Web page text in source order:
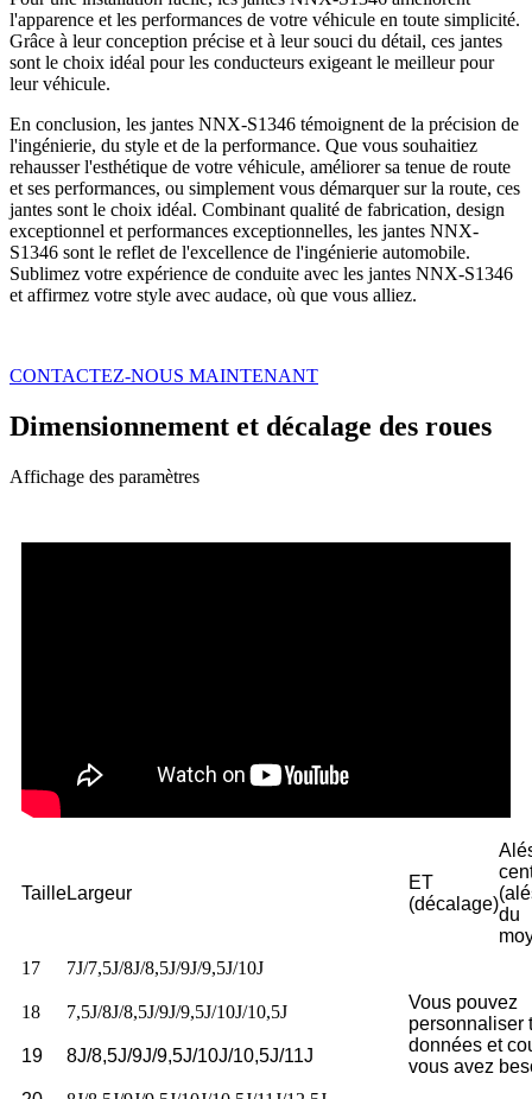
l'apparence et les performances de votre véhicule en toute simplicité.
Grâce à leur conception précise et à leur souci du détail, ces jantes
sont le choix idéal pour les conducteurs exigeant le meilleur pour
leur véhicule.
En conclusion, les jantes NNX-S1346 témoignent de la précision de
l'ingénierie, du style et de la performance. Que vous souhaitiez
rehausser l'esthétique de votre véhicule, améliorer sa tenue de route
et ses performances, ou simplement vous démarquer sur la route, ces
jantes sont le choix idéal. Combinant qualité de fabrication, design
exceptionnel et performances exceptionnelles, les jantes NNX-
S1346 sont le reflet de l'excellence de l'ingénierie automobile.
Sublimez votre expérience de conduite avec les jantes NNX-S1346
et affirmez votre style avec audace, où que vous alliez.
CONTACTEZ-NOUS MAINTENANT
Dimensionnement et décalage des roues
Affichage des paramètres
TailleLargeur
ET
(décalage)
du
17
7J/7,5J/8J/8,5J/9J/9,5J/10J
Vous pouvez
personnaliser
données et
vous avez
18 7,5J/8J/8,5J/9J/9,5J/10J/10,5J
19 8J/8,5J/9J/9,5J/10J/10,5J/11J